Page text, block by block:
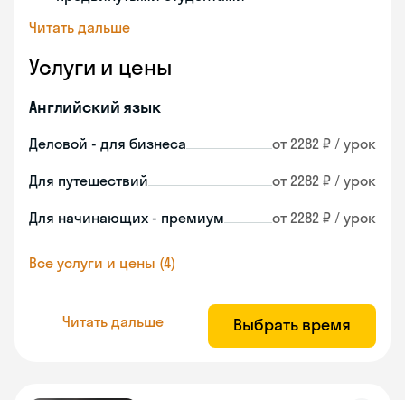
Читать дальше
Услуги и цены
Английский язык
Деловой - для бизнеса от 2282 ₽ / урок
Для путешествий от 2282 ₽ / урок
Для начинающих - премиум от 2282 ₽ / урок
Все услуги и цены (4)
Читать дальше Выбрать время